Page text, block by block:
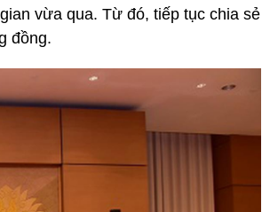
vừa qua. Từ đó, tiếp tục chia sẻ
đồng.